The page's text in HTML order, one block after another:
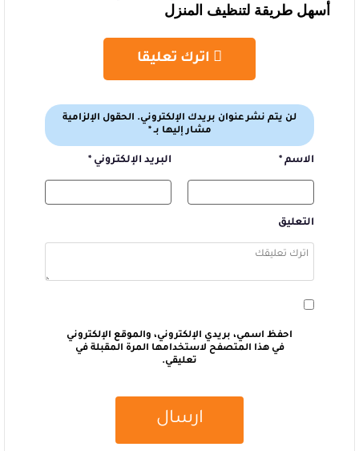
أسهل طريقة لتنظيف المنزل
اترك تعليقا
لن يتم نشر عنوان بريدك الإلكتروني. الحقول الإلزامية
مشار إليها بـ*
التعليق
الاسم * البريد الإلكتروني *
احفظ اسمي، بريدي الإلكتروني، والموقع الإلكتروني
في هذا المتصفح لاستخدامها المرة المقبلة في
تعليقي.